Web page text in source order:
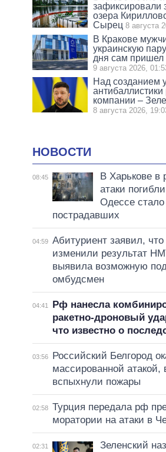
зафиксировали
озера
Сырец 8 августа
В Кракове
украинскую
дня сам
9 августа 2026,
Над созданием
компании –
8 августа 2026,
НОВОСТИ
08:45
В Харькове в
атаки
Одессе стало
пострадавших
04:59 Абитуриент заявил,
изменили результат
выявила возможную
омбудсмен
04:41
Рф нанесла
ракетно-дроновый
что известно о
03:56
Российский Белгород
массированной атакой,
вспыхнули пожары
02:58 Турция передала рф
моратории на атаки в
02:31
Зеленский